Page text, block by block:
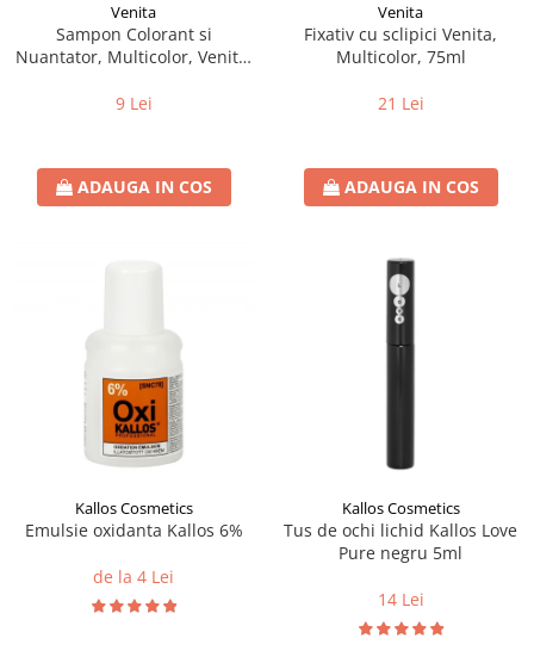
Venita
Sampon Colorant si
Nuantator, Multicolor, Venita,
9 Lei
ADAUGA IN COS
Venita
Fixativ cu sclipici Venita,
Multicolor, 75ml
21 Lei
ADAUGA IN COS
Kallos Cosmetics
Emulsie oxidanta Kallos 6%
de la 4 Lei
Kallos Cosmetics
Tus de ochi lichid Kallos Love
Pure negru 5ml
14 Lei